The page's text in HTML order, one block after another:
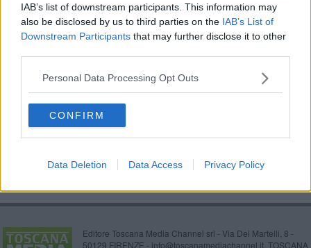
IAB’s list of downstream participants. This information may
also be disclosed by us to third parties on the IAB’s List of
Downstream Participants that may further disclose it to other
Personal Data Processing Opt Outs
CONFIRM
Data Deletion Data Access Privacy Policy
E' arrivata l'ora del supergreen pass
Le montagne di Zhangjiajie, il paradiso di Avatar
Sci, il Cts dice sì alla riapertura degli impianti
Mangia la cacca e ridi
Editore Toscana Media Channel srl - Via Dei Martelli, 8 -
50129 FIRENZE - info@toscanamediachannel.it. TOSCANA